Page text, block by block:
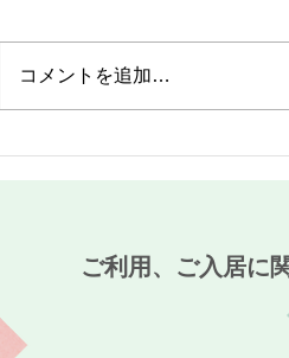
コメントを追加…
ご利用、ご入居に